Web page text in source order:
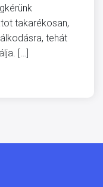
takarékosan,
tehát
[…]